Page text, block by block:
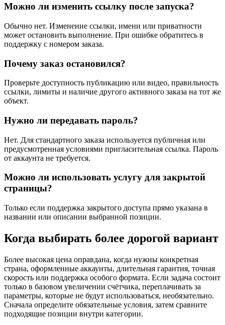
Можно ли изменить ссылку после запуска?
Обычно нет. Изменение ссылки, имени или приватности
может остановить выполнение. При ошибке обратитесь в
поддержку с номером заказа.
Почему заказ остановился?
Проверьте доступность публикацию или видео, правильность
ссылки, лимиты и наличие другого активного заказа на тот же
объект.
Нужно ли передавать пароль?
Нет. Для стандартного заказа используется публичная или
предусмотренная условиями пригласительная ссылка. Пароль
от аккаунта не требуется.
Можно ли использовать услугу для закрытой
страницы?
Только если поддержка закрытого доступа прямо указана в
названии или описании выбранной позиции.
Когда выбирать более дорогой вариант
Более высокая цена оправдана, когда нужны конкретная
страна, оформленные аккаунты, длительная гарантия, точная
скорость или поддержка особого формата. Если задача состоит
только в базовом увеличении счётчика, переплачивать за
параметры, которые не будут использоваться, необязательно.
Сначала определите обязательные условия, затем сравните
подходящие позиции внутри категории.